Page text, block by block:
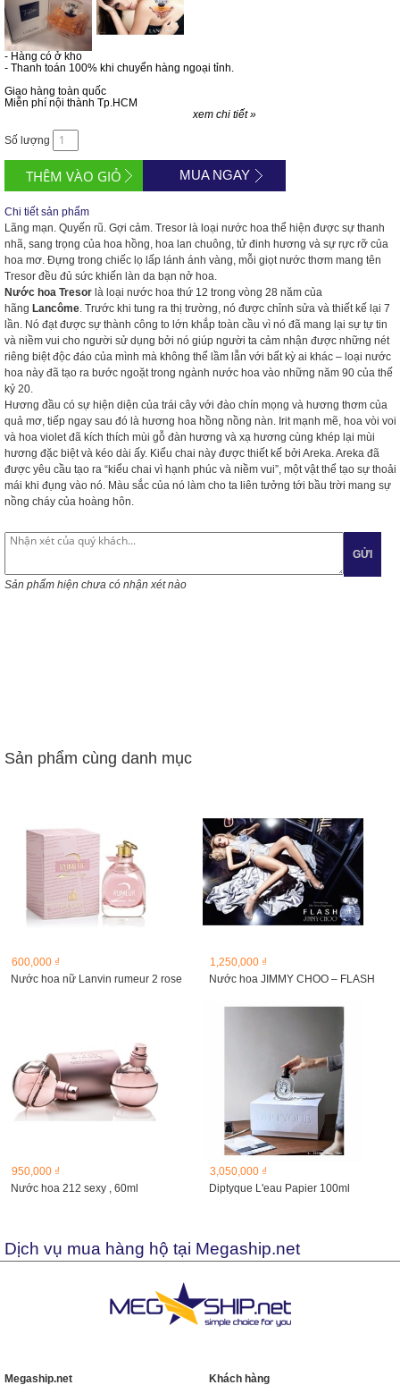
- Hàng có ở kho
- Thanh toán 100% khi chuyển hàng ngoại tỉnh.
Giao hàng toàn quốc
Miễn phí nội thành Tp.HCM
xem chi tiết »
Số lượng
MUA NGAY
Chi tiết sản phẩm
Lãng mạn. Quyến rũ. Gợi cảm. Tresor là loại nước hoa thể hiện được sự thanh
nhã, sang trọng của hoa hồng, hoa lan chuông, tử đinh hương và sự rực rỡ của
hoa mơ. Đựng trong chiếc lọ lấp lánh ánh vàng, mỗi giọt nước thơm mang tên
Tresor đều đủ sức khiến làn da bạn nở hoa.
Nước hoa Tresor là loại nước hoa thứ 12 trong vòng 28 năm của
hãng Lancôme. Trước khi tung ra thị trường, nó được chỉnh sửa và thiết kế lại 7
lần. Nó đạt được sự thành công to lớn khắp toàn cầu vì nó đã mang lại sự tự tin
và niềm vui cho người sử dụng bởi nó giúp người ta cảm nhận được những nét
riêng biệt độc đáo của mình mà không thể lầm lẫn với bất kỳ ai khác – loại nước
hoa này đã tạo ra bước ngoặt trong ngành nước hoa vào những năm 90 của thế
kỷ 20.
Hương đầu có sự hiện diện của trái cây với đào chín mọng và hương thơm của
quả mơ, tiếp ngay sau đó là hương hoa hồng nồng nàn. Irit mạnh mẽ, hoa vòi voi
và hoa violet đã kích thích mùi gỗ đàn hương và xạ hương cùng khép lại mùi
hương đặc biệt và kéo dài ấy. Kiểu chai này được thiết kế bởi Areka. Areka đã
được yêu cầu tạo ra “kiểu chai vì hạnh phúc và niềm vui”, một vật thể tạo sự thoải
mái khi đụng vào nó. Màu sắc của nó làm cho ta liên tưởng tới bầu trời mang sự
nồng cháy của hoàng hôn.
GỬI
Sản phẩm hiện chưa có nhận xét nào
Sản phẩm cùng danh mục
600,000 ₫
Nước hoa nữ Lanvin rumeur 2 rose
1,250,000 ₫
Nước hoa JIMMY CHOO – FLASH
950,000 ₫
Nước hoa 212 sexy , 60ml
3,050,000 ₫
Diptyque L'eau Papier 100ml
Dịch vụ mua hàng hộ tại Megaship.net
Megaship.net Khách hàng